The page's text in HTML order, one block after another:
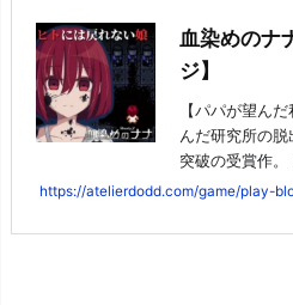
血染めのナ
ジ】
【パパが望ん
んだ研究所の
突破の受賞作。
https://atelierdodd.com/game/play-